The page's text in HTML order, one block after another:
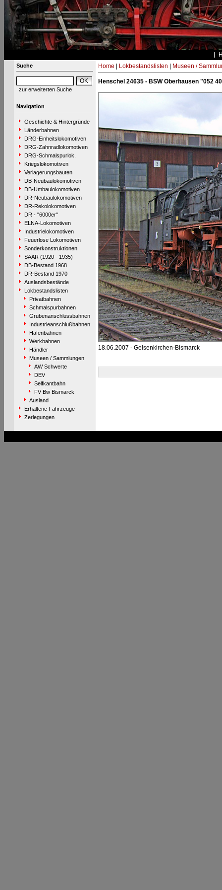
Suche
zur erweiterten Suche
Navigation
Geschichte & Hintergründe
Länderbahnen
DRG-Einheitslokomotiven
DRG-Zahnradlokomotiven
DRG-Schmalspurlok.
Kriegslokomotiven
Verlagerungsbauten
DB-Neubaulokomotiven
DB-Umbaulokomotiven
DR-Neubaulokomotiven
DR-Rekolokomotiven
DR - "6000er"
ELNA-Lokomotiven
Industrielokomotiven
Feuerlose Lokomotiven
Sonderkonstruktionen
SAAR (1920 - 1935)
DB-Bestand 1968
DR-Bestand 1970
Auslandsbestände
Lokbestandslisten
Privatbahnen
Schmalspurbahnen
Grubenanschlussbahnen
Industrieanschlußbahnen
Hafenbahnen
Werkbahnen
Händler
Museen / Sammlungen
AW Schwerte
DEV
Selfkantbahn
FV Bw Bismarck
Ausland
Erhaltene Fahrzeuge
Zerlegungen
Home Lokbestandslisten Museen /
Henschel 24635 - BSW Oberhausen "052
18.06.2007 - Gelsenkirchen-Bismarck